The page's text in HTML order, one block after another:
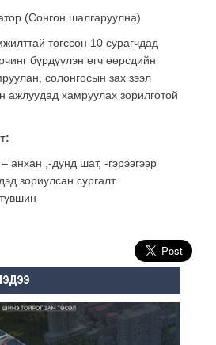
(Сонгон шалгаруулна)
төгссөн 10 сурагчдад
бүрдүүлэн өгч өөрсдийн
солонгосын зах зээл
ажлуудад хамруулах зорилготой
анхан ,-дунд шат, -гэрээгээр
зориулсан сургалт